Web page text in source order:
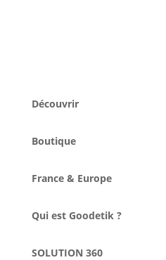
Découvrir
Boutique
France & Europe
Qui est Goodetik ?
SOLUTION 360